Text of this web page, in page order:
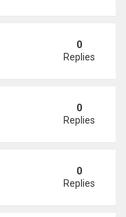
đông kín khách chờ
0
Replies
xuất, Công an
0
Replies
yêu thích nhất
0
Replies